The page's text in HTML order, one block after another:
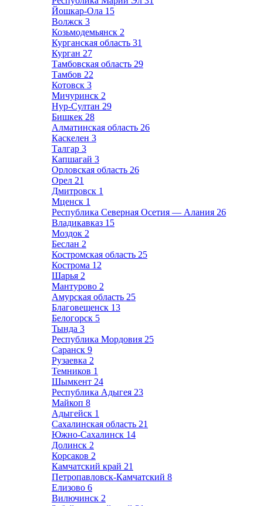
Йошкар-Ола 15
Волжск 3
Козьмодемьянск 2
Курганская область 31
Курган 27
Тамбовская область 29
Тамбов 22
Котовск 3
Мичуринск 2
Нур-Султан 29
Бишкек 28
Алматинская область 26
Каскелен 3
Талгар 3
Капшагай 3
Орловская область 26
Орел 21
Дмитровск 1
Мценск 1
Республика Северная Осетия — Алания 26
Владикавказ 15
Моздок 2
Беслан 2
Костромская область 25
Кострома 12
Шарья 2
Мантурово 2
Амурская область 25
Благовещенск 13
Белогорск 5
Тында 3
Республика Мордовия 25
Саранск 9
Рузаевка 2
Темников 1
Шымкент 24
Республика Адыгея 23
Майкоп 8
Адыгейск 1
Сахалинская область 21
Южно-Сахалинск 14
Долинск 2
Корсаков 2
Камчатский край 21
Петропавловск-Камчатский 8
Елизово 6
Вилючинск 2